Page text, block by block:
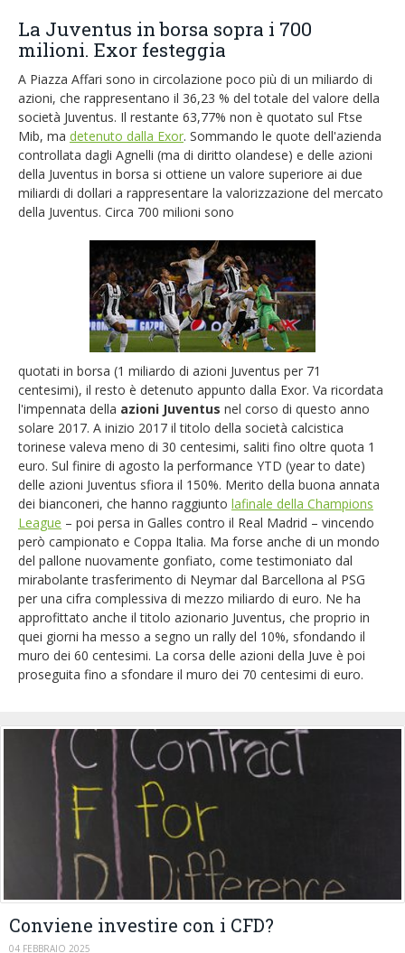
La Juventus in borsa sopra i 700
milioni. Exor festeggia
A Piazza Affari sono in circolazione poco più di un miliardo di
azioni, che rappresentano il 36,23 % del totale del valore della
società Juventus. Il restante 63,77% non è quotato sul Ftse
Mib, ma detenuto dalla Exor. Sommando le quote dell'azienda
controllata dagli Agnelli (ma di diritto olandese) e delle azioni
della Juventus in borsa si ottiene un valore superiore ai due
miliardi di dollari a rappresentare la valorizzazione del mercato
della Juventus. Circa 700 milioni sono
quotati in borsa (1 miliardo di azioni Juventus per 71
centesimi), il resto è detenuto appunto dalla Exor. Va ricordata
l'impennata della azioni Juventus nel corso di questo anno
solare 2017. A inizio 2017 il titolo della società calcistica
torinese valeva meno di 30 centesimi, saliti fino oltre quota 1
euro. Sul finire di agosto la performance YTD (year to date)
delle azioni Juventus sfiora il 150%. Merito della buona annata
dei bianconeri, che hanno raggiunto lafinale della Champions
League – poi persa in Galles contro il Real Madrid – vincendo
però campionato e Coppa Italia. Ma forse anche di un mondo
del pallone nuovamente gonfiato, come testimoniato dal
mirabolante trasferimento di Neymar dal Barcellona al PSG
per una cifra complessiva di mezzo miliardo di euro. Ne ha
approfittato anche il titolo azionario Juventus, che proprio in
quei giorni ha messo a segno un rally del 10%, sfondando il
muro dei 60 centesimi. La corsa delle azioni della Juve è poi
proseguita fino a sfondare il muro dei 70 centesimi di euro.
Conviene investire con i CFD?
04 FEBBRAIO 2025